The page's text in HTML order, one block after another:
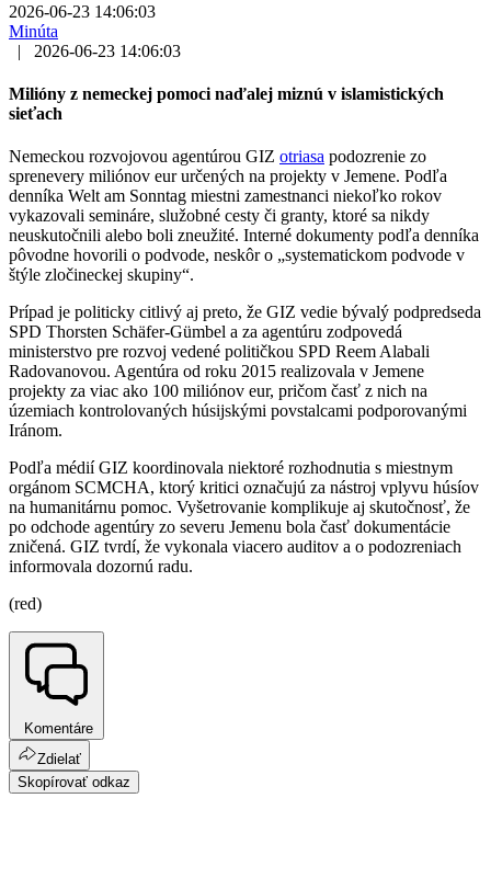
2026-06-23 14:06:03
Minúta
|
2026-06-23 14:06:03
Milióny z nemeckej pomoci naďalej miznú v islamistických
sieťach
Nemeckou rozvojovou agentúrou GIZ otriasa podozrenie zo
sprenevery miliónov eur určených na projekty v Jemene. Podľa
denníka Welt am Sonntag miestni zamestnanci niekoľko rokov
vykazovali semináre, služobné cesty či granty, ktoré sa nikdy
neuskutočnili alebo boli zneužité. Interné dokumenty podľa denníka
pôvodne hovorili o podvode, neskôr o „systematickom podvode v
štýle zločineckej skupiny“.
Prípad je politicky citlivý aj preto, že GIZ vedie bývalý podpredseda
SPD Thorsten Schäfer-Gümbel a za agentúru zodpovedá
ministerstvo pre rozvoj vedené političkou SPD Reem Alabali
Radovanovou. Agentúra od roku 2015 realizovala v Jemene
projekty za viac ako 100 miliónov eur, pričom časť z nich na
územiach kontrolovaných húsijskými povstalcami podporovanými
Iránom.
Podľa médií GIZ koordinovala niektoré rozhodnutia s miestnym
orgánom SCMCHA, ktorý kritici označujú za nástroj vplyvu húsíov
na humanitárnu pomoc. Vyšetrovanie komplikuje aj skutočnosť, že
po odchode agentúry zo severu Jemenu bola časť dokumentácie
zničená. GIZ tvrdí, že vykonala viacero auditov a o podozreniach
informovala dozornú radu.
(red)
Komentáre
Zdielať
Skopírovať odkaz